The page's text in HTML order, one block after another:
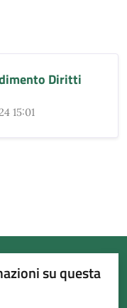
Diritti
15:01
su questa